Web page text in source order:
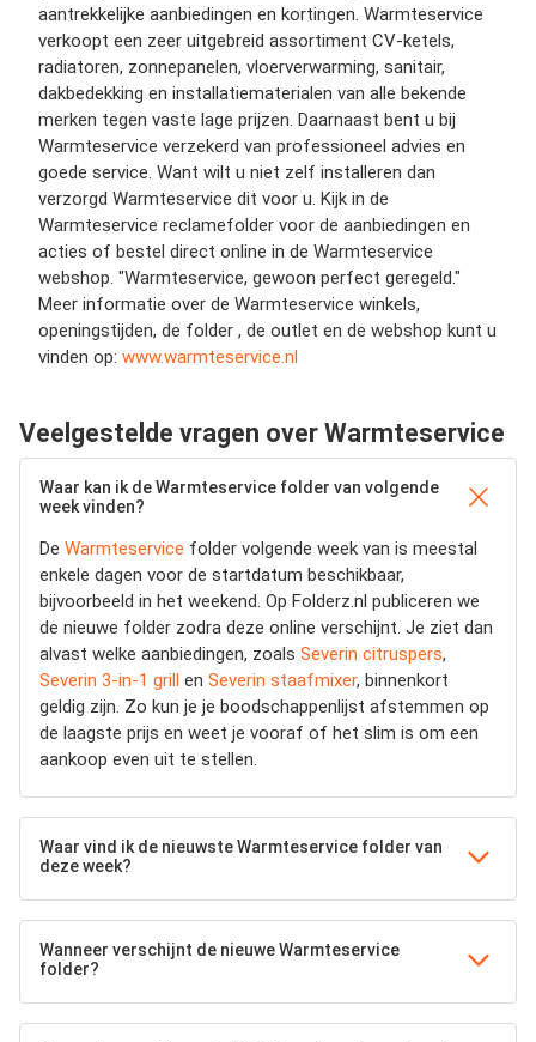
aantrekkelijke aanbiedingen en kortingen. Warmteservice
verkoopt een zeer uitgebreid assortiment CV-ketels,
radiatoren, zonnepanelen, vloerverwarming, sanitair,
dakbedekking en installatiematerialen van alle bekende
merken tegen vaste lage prijzen. Daarnaast bent u bij
Warmteservice verzekerd van professioneel advies en
goede service. Want wilt u niet zelf installeren dan
verzorgd Warmteservice dit voor u. Kijk in de
Warmteservice reclamefolder voor de aanbiedingen en
acties of bestel direct online in de Warmteservice
webshop. "Warmteservice, gewoon perfect geregeld."
Meer informatie over de Warmteservice winkels,
openingstijden, de folder , de outlet en de webshop kunt u
vinden op: www.warmteservice.nl
Veelgestelde vragen over Warmteservice
Waar kan ik de Warmteservice folder van volgende
week vinden?
De Warmteservice folder volgende week van is meestal
enkele dagen voor de startdatum beschikbaar,
bijvoorbeeld in het weekend. Op Folderz.nl publiceren we
de nieuwe folder zodra deze online verschijnt. Je ziet dan
alvast welke aanbiedingen, zoals Severin citruspers,
Severin 3-in-1 grill en Severin staafmixer, binnenkort
geldig zijn. Zo kun je je boodschappenlijst afstemmen op
de laagste prijs en weet je vooraf of het slim is om een
aankoop even uit te stellen.
Waar vind ik de nieuwste Warmteservice folder van
deze week?
Wanneer verschijnt de nieuwe Warmteservice
folder?